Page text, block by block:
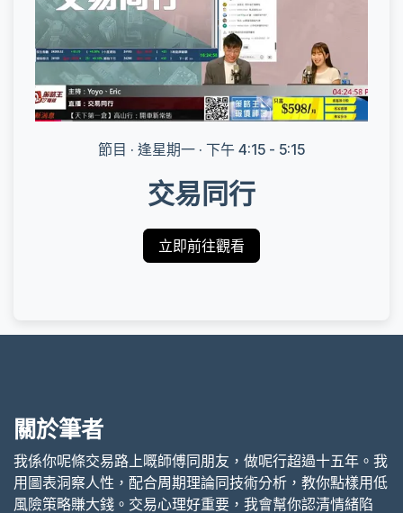
節目 · 逢星期一 · 下午 4:15 - 5:15
交易同行
立即前往觀看
關於筆者
我係你呢條交易路上嘅師傅同朋友，做呢行超過十五年。我
用圖表洞察人性，配合周期理論同技術分析，教你點樣用低
風險策略賺大錢。交易心理好重要，我會幫你認清情緒陷